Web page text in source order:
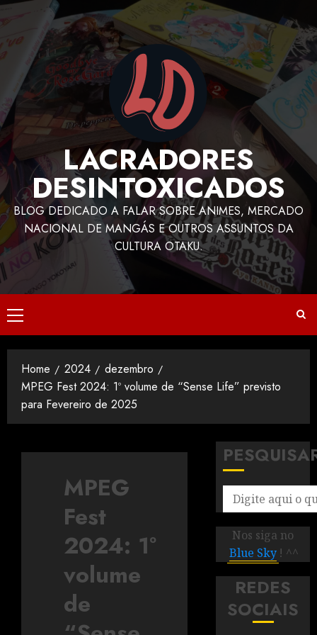
LACRADORES
DESINTOXICADOS
BLOG DEDICADO A FALAR SOBRE ANIMES, MERCADO
NACIONAL DE MANGÁS E OUTROS ASSUNTOS DA
CULTURA OTAKU.
Home 2024
dezembro
MPEG Fest 2024: 1º volume de “Sense Life” previsto
para Fevereiro de 2025
MPEG
Fest
2024: 1º
volume
de
Nos siga no
Blue Sky ! ^^
REDES
SOCIAIS